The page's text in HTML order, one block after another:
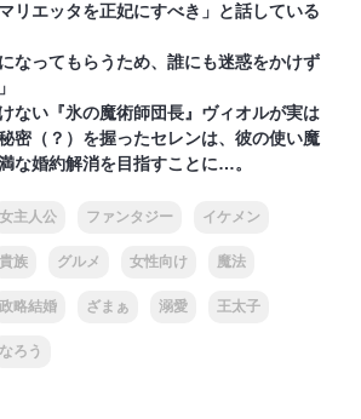
リエッタを正妃にすべき」と話している
なってもらうため、誰にも迷惑をかけず
ない『氷の魔術師団長』ヴィオルが実は
密（？）を握ったセレンは、彼の使い魔
な婚約解消を目指すことに…。
女主人公 ファンタジー イケメン
貴族 グルメ 女性向け 魔法
政略結婚 ざまぁ 溺愛 王太子
なろう